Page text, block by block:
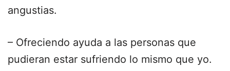
angustias.
– Ofreciendo ayuda a las personas que
pudieran estar sufriendo lo mismo que yo.